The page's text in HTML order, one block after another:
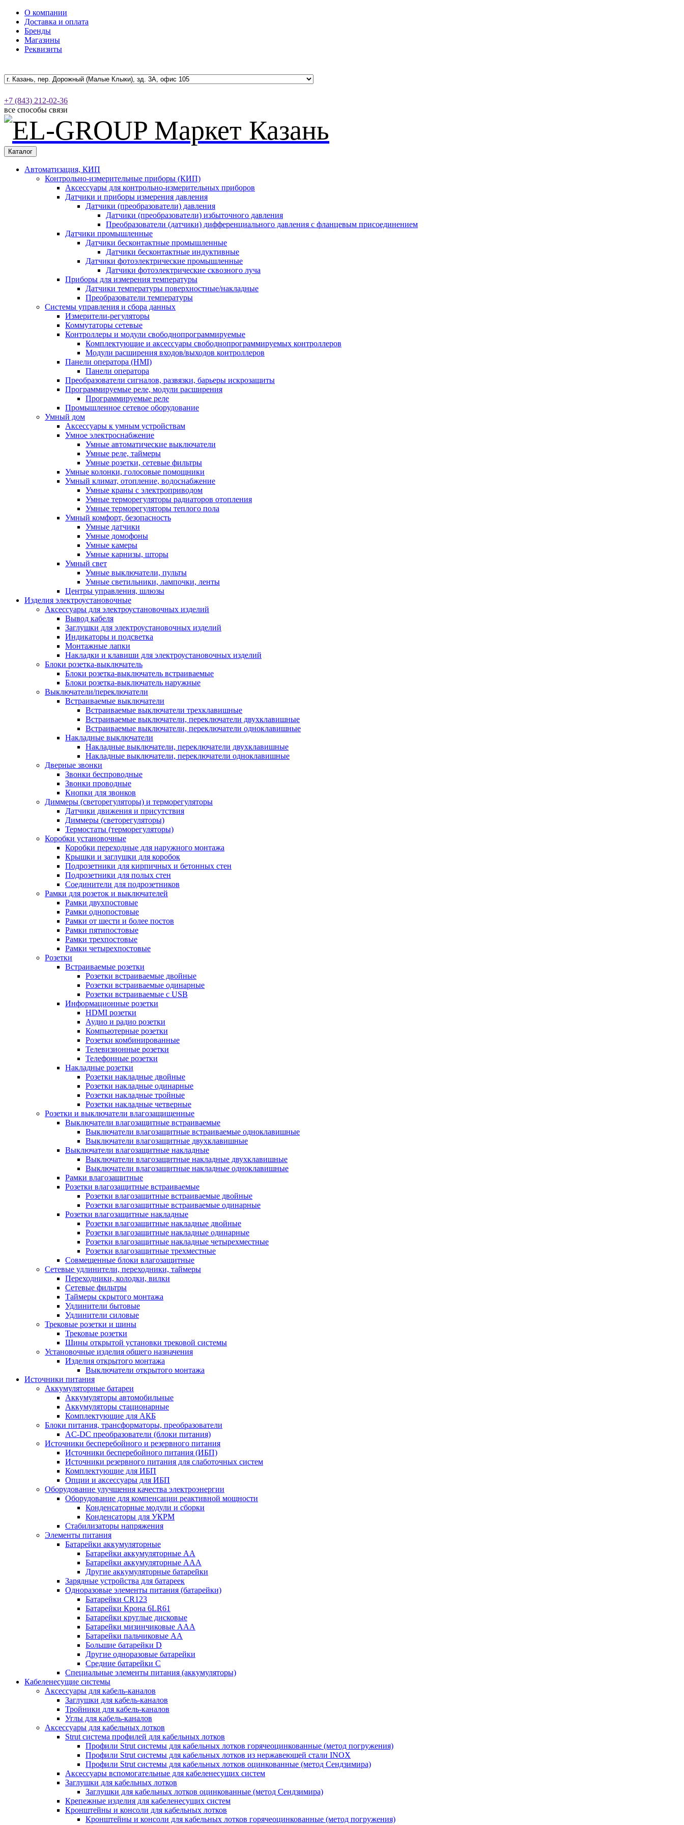
О компании
Доставка и оплата
Бренды
Магазины
Реквизиты
+7 (843) 212-02-36
все способы связи
Каталог
Автоматизация, КИП
Контрольно-измерительные приборы (КИП)
Аксессуары для контрольно-измерительных приборов
Датчики и приборы измерения давления
Датчики (преобразователи) давления
Датчики (преобразователи) избыточного давления
Преобразователи (датчики) дифференциального давления с фланцевым присоединением
Датчики промышленные
Датчики бесконтактные промышленные
Датчики бесконтактные индуктивные
Датчики фотоэлектрические промышленные
Датчики фотоэлектрические сквозного луча
Приборы для измерения температуры
Датчики температуры поверхностные/накладные
Преобразователи температуры
Системы управления и сбора данных
Измерители-регуляторы
Коммутаторы сетевые
Контроллеры и модули свободнопрограммируемые
Комплектующие и аксессуары свободнопрограммируемых контроллеров
Модули расширения входов/выходов контроллеров
Панели оператора (HMI)
Панели оператора
Преобразователи сигналов, развязки, барьеры искрозащиты
Программируемые реле, модули расширения
Программируемые реле
Промышленное сетевое оборудование
Умный дом
Аксессуары к умным устройствам
Умное электроснабжение
Умные автоматические выключатели
Умные реле, таймеры
Умные розетки, сетевые фильтры
Умные колонки, голосовые помощники
Умный климат, отопление, водоснабжение
Умные краны с электроприводом
Умные терморегуляторы радиаторов отопления
Умные терморегуляторы теплого пола
Умный комфорт, безопасность
Умные датчики
Умные домофоны
Умные камеры
Умные карнизы, шторы
Умный свет
Умные выключатели, пульты
Умные светильники, лампочки, ленты
Центры управления, шлюзы
Изделия электроустановочные
Аксессуары для электроустановочных изделий
Вывод кабеля
Заглушки для электроустановочных изделий
Индикаторы и подсветка
Монтажные лапки
Накладки и клавиши для электроустановочных изделий
Блоки розетка-выключатель
Блоки розетка-выключатель встраиваемые
Блоки розетка-выключатель наружные
Выключатели/переключатели
Встраиваемые выключатели
Встраиваемые выключатели трехклавишные
Встраиваемые выключатели, переключатели двухклавишные
Встраиваемые выключатели, переключатели одноклавишные
Накладные выключатели
Накладные выключатели, переключатели двухклавишные
Накладные выключатели, переключатели одноклавишные
Дверные звонки
Звонки беспроводные
Звонки проводные
Кнопки для звонков
Диммеры (светорегуляторы) и терморегуляторы
Датчики движения и присутствия
Диммеры (светорегуляторы)
Термостаты (терморегуляторы)
Коробки установочные
Коробки переходные для наружного монтажа
Крышки и заглушки для коробок
Подрозетники для кирпичных и бетонных стен
Подрозетники для полых стен
Соединители для подрозетников
Рамки для розеток и выключателей
Рамки двухпостовые
Рамки однопостовые
Рамки от шести и более постов
Рамки пятипостовые
Рамки трехпостовые
Рамки четырехпостовые
Розетки
Встраиваемые розетки
Розетки встраиваемые двойные
Розетки встраиваемые одинарные
Розетки встраиваемые с USB
Информационные розетки
HDMI розетки
Аудио и радио розетки
Компьютерные розетки
Розетки комбинированные
Телевизионные розетки
Телефонные розетки
Накладные розетки
Розетки накладные двойные
Розетки накладные одинарные
Розетки накладные тройные
Розетки накладные четверные
Розетки и выключатели влагозащищенные
Выключатели влагозащитные встраиваемые
Выключатели влагозащитные встраиваемые одноклавишные
Выключатели влагозащитные двухклавишные
Выключатели влагозащитные накладные
Выключатели влагозащитные накладные двухклавишные
Выключатели влагозащитные накладные одноклавишные
Рамки влагозащитные
Розетки влагозащитные встраиваемые
Розетки влагозащитные встраиваемые двойные
Розетки влагозащитные встраиваемые одинарные
Розетки влагозащитные накладные
Розетки влагозащитные накладные двойные
Розетки влагозащитные накладные одинарные
Розетки влагозащитные накладные четырехместные
Розетки влагозащитные трехместные
Совмещенные блоки влагозащитные
Сетевые удлинители, переходники, таймеры
Переходники, колодки, вилки
Сетевые фильтры
Таймеры скрытого монтажа
Удлинители бытовые
Удлинители силовые
Трековые розетки и шины
Трековые розетки
Шины открытой установки трековой системы
Установочные изделия общего назначения
Изделия открытого монтажа
Выключатели открытого монтажа
Источники питания
Аккумуляторные батареи
Аккумуляторы автомобильные
Аккумуляторы стационарные
Комплектующие для АКБ
Блоки питания, трансформаторы, преобразователи
AC-DC преобразователи (блоки питания)
Источники бесперебойного и резервного питания
Источники бесперебойного питания (ИБП)
Источники резервного питания для слаботочных систем
Комплектующие для ИБП
Опции и аксессуары для ИБП
Оборудование улучшения качества электроэнергии
Оборудование для компенсации реактивной мощности
Конденсаторные модули и сборки
Конденсаторы для УКРМ
Стабилизаторы напряжения
Элементы питания
Батарейки аккумуляторные
Батарейки аккумуляторные АА
Батарейки аккумуляторные ААА
Другие аккумуляторные батарейки
Зарядные устройства для батареек
Одноразовые элементы питания (батарейки)
Батарейки CR123
Батарейки Крона 6LR61
Батарейки круглые дисковые
Батарейки мизинчиковые ААА
Батарейки пальчиковые АА
Большие батарейки D
Другие одноразовые батарейки
Средние батарейки C
Специальные элементы питания (аккумуляторы)
Кабеленесущие системы
Аксессуары для кабель-каналов
Заглушки для кабель-каналов
Тройники для кабель-каналов
Углы для кабель-каналов
Аксессуары для кабельных лотков
Strut система профилей для кабельных лотков
Профили Strut системы для кабельных лотков горячеоцинкованные (метод погружения)
Профили Strut системы для кабельных лотков из нержавеющей стали INOX
Профили Strut системы для кабельных лотков оцинкованные (метод Сендзимира)
Аксессуары вспомогательные для кабеленесущих систем
Заглушки для кабельных лотков
Заглушки для кабельных лотков оцинкованные (метод Сендзимира)
Крепежные изделия для кабеленесущих систем
Кронштейны и консоли для кабельных лотков
Кронштейны и консоли для кабельных лотков горячеоцинкованные (метод погружения)